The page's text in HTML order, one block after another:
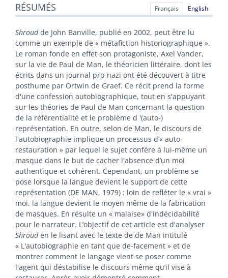
Index
Texte
Citer cet article
Auteur
RÉSUMÉS Français English
Shroudde John Banville, publié en 2002, peut être lu
comme un exemple de « métafiction historiographique ».
Le roman fonde en effet son protagoniste, Axel Vander,
sur la vie de Paul de Man, le théoricien littéraire, dont les
écrits dans un journal pro-nazi ont été découvert à titre
posthume par Ortwin de Graef. Ce récit prend la forme
d'une confession autobiographique, tout en s'appuyant
sur les théories de Paul de Man concernant la question
de la référentialité et le problème d '(auto-)
représentation. En outre, selon de Man, le discours de
l'autobiographie implique un processus d’« auto-
restauration » par lequel le sujet confère à lui-même un
masque dans le but de cacher l'absence d’un moi
authentique et cohérent. Cependant, un problème se
pose lorsque la langue devient le support de cette
représentation (DE MAN, 1979) : loin de refléter le « vrai »
moi, la langue devient le moyen même de la fabrication
de masques. En résulte un « malaise» d'indécidabilité
pour le narrateur. L’objectif de cet article est d'analyser
Shrouden le lisant avec le texte de de Man intitulé
« L'autobiographie en tant que de-facement » et de
montrer comment le langage vient se poser comme
l'agent qui déstabilise le discours même qu’il vise à